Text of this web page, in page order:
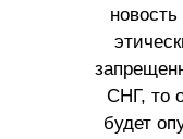
СНГ, то
будет